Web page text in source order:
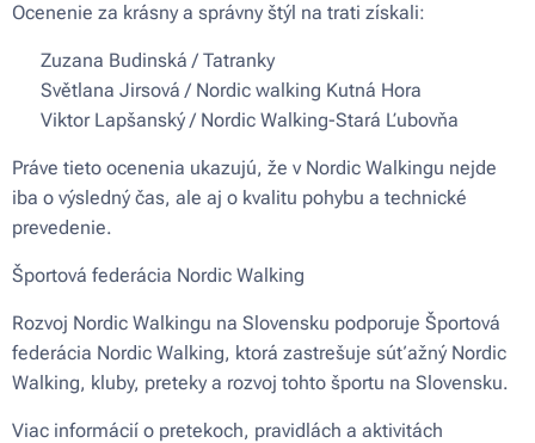
Ocenenie za krásny a správny štýl na trati získali:
🟢 Zuzana Budinská / Tatranky
🟢 Světlana Jirsová / Nordic walking Kutná Hora
🟢 Viktor Lapšanský / Nordic Walking-Stará Ľubovňa
Práve tieto ocenenia ukazujú, že v Nordic Walkingu nejde
iba o výsledný čas, ale aj o kvalitu pohybu a technické
prevedenie.
Športová federácia Nordic Walking
Rozvoj Nordic Walkingu na Slovensku podporuje Športová
federácia Nordic Walking, ktorá zastrešuje súťažný Nordic
Walking, kluby, preteky a rozvoj tohto športu na Slovensku.
Viac informácií o pretekoch, pravidlách a aktivitách